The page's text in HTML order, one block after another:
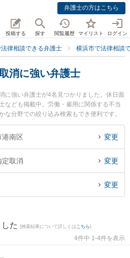
弁護士の方はこちら
投稿する 探す 閲覧履歴 マイリスト ログイン
律相談できる弁護士 横浜市で法律相談
消に強い弁護士
に強い弁護士が4名見つかりました。休日面
なども掲載中。労働・雇用に関係する不当
な分野での絞り込み検索もでき便利です。
士や上大岡法律事務所の水口 かれん弁護
宗弁護士のプロフィール情報や弁護士費
たい』『初回相談無料で内定取消を法律相
相談予約したい』などでお困りの相談者さ
港南区 変更
定取消 変更
変更
た (検索結果について詳しくは こちら)
4件中 1-4件を表示